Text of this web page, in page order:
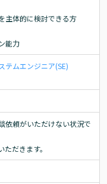
主体的に検討できる方
能力
テムエンジニア(SE)
依頼がいただけない状況で
だきます。